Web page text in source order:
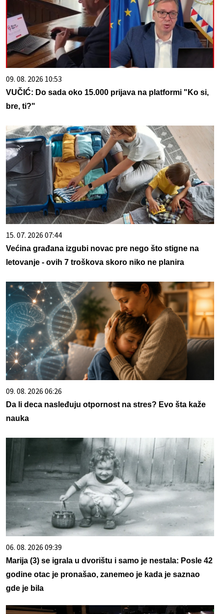
09. 08. 2026 10:53
VUČIĆ: Do sada oko 15.000 prijava na platformi "Ko si,
bre, ti?"
15. 07. 2026 07:44
Većina građana izgubi novac pre nego što stigne na
letovanje - ovih 7 troškova skoro niko ne planira
09. 08. 2026 06:26
Da li deca nasleđuju otpornost na stres? Evo šta kaže
nauka
06. 08. 2026 09:39
Marija (3) se igrala u dvorištu i samo je nestala: Posle 42
godine otac je pronašao, zanemeo je kada je saznao
gde je bila